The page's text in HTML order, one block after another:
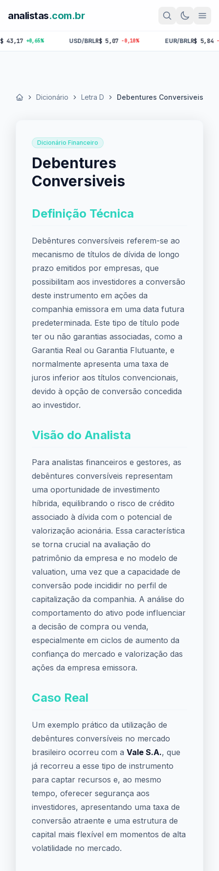
analistas.com.br
+0,65% USD/BRLR$ 5,07 -0,10% EUR/BRLR$ 5,84 -
Início Dicionário Letra D Debentures Conversiveis
Dicionário Financeiro
Debentures
Conversiveis
Definição Técnica
Debêntures conversíveis referem-se ao
mecanismo de títulos de dívida de longo
prazo emitidos por empresas, que
possibilitam aos investidores a conversão
deste instrumento em ações da
companhia emissora em uma data futura
predeterminada. Este tipo de título pode
ter ou não garantias associadas, como a
Garantia Real ou Garantia Flutuante, e
normalmente apresenta uma taxa de
juros inferior aos títulos convencionais,
devido à opção de conversão concedida
ao investidor.
Visão do Analista
Para analistas financeiros e gestores, as
debêntures conversíveis representam
uma oportunidade de investimento
híbrida, equilibrando o risco de crédito
associado à dívida com o potencial de
valorização acionária. Essa característica
se torna crucial na avaliação do
patrimônio da empresa e no modelo de
valuation, uma vez que a capacidade de
conversão pode incididir no perfil de
capitalização da companhia. A análise do
comportamento do ativo pode influenciar
a decisão de compra ou venda,
especialmente em ciclos de aumento da
confiança do mercado e valorização das
ações da empresa emissora.
Caso Real
Um exemplo prático da utilização de
debêntures conversíveis no mercado
brasileiro ocorreu com a Vale S.A., que
já recorreu a esse tipo de instrumento
para captar recursos e, ao mesmo
tempo, oferecer segurança aos
investidores, apresentando uma taxa de
conversão atraente e uma estrutura de
capital mais flexível em momentos de alta
volatilidade no mercado.